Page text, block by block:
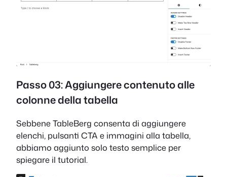
Passo 03: Aggiungere contenuto alle
colonne della tabella
Sebbene TableBerg consenta di aggiungere
elenchi, pulsanti CTA e immagini alla tabella,
abbiamo aggiunto solo testo semplice per
spiegare il tutorial.